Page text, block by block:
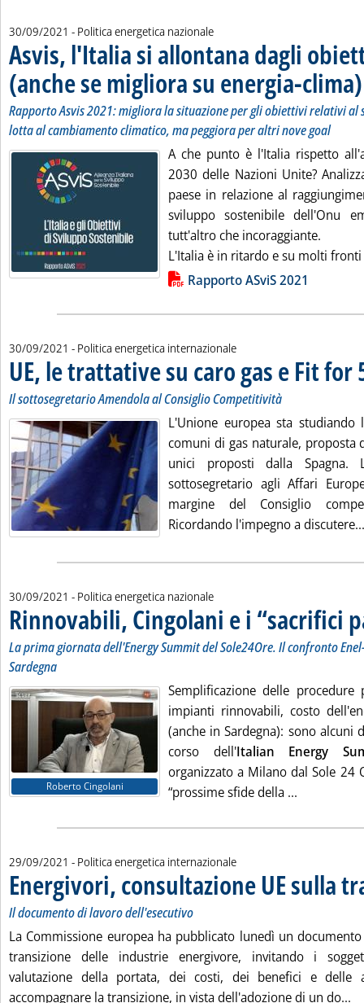
30/09/2021 - Politica energetica nazionale
Asvis, l'Italia si allontana dagli
(anche se migliora su energia-clima)
Rapporto Asvis 2021: migliora la situazione per gli obiettivi relativi al
lotta al cambiamento climatico, ma peggiora per altri nove goal
A che punto è l'Italia rispetto
2030 delle Nazioni Unite?
paese in relazione al
sviluppo sostenibile dell'Onu
tutt'altro che incoraggiante.
L'Italia è in ritardo e su molti fronti
Lista allegati PDF alla notiziaRapporto ASviS 2021
30/09/2021 - Politica energetica internazionale
UE, le trattative su caro gas e Fit for
Il sottosegretario Amendola al Consiglio Competitività
L'Unione europea sta studiando
comuni di gas naturale, proposta
unici proposti dalla
sottosegretario agli Affari
margine del Consiglio
Ricordando l'impegno a discutere...
30/09/2021 - Politica energetica nazionale
Rinnovabili, Cingolani e i “sacrifici
La prima giornata dell'Energy Summit del Sole24Ore. Il confronto
Sardegna
Roberto Cingolani
Semplificazione delle procedure
impianti rinnovabili, costo
(anche in Sardegna): sono alcuni
corso dell'Italian Energy
organizzato a Milano dal Sole 24
“prossime sfide della ...
29/09/2021 - Politica energetica internazionale
Energivori, consultazione UE sulla
Il documento di lavoro dell'esecutivo
La Commissione europea ha pubblicato lunedì un
transizione delle industrie energivore, invitando i
valutazione della portata, dei costi, dei benefici e delle
accompagnare la transizione, in vista dell'adozione di un do...